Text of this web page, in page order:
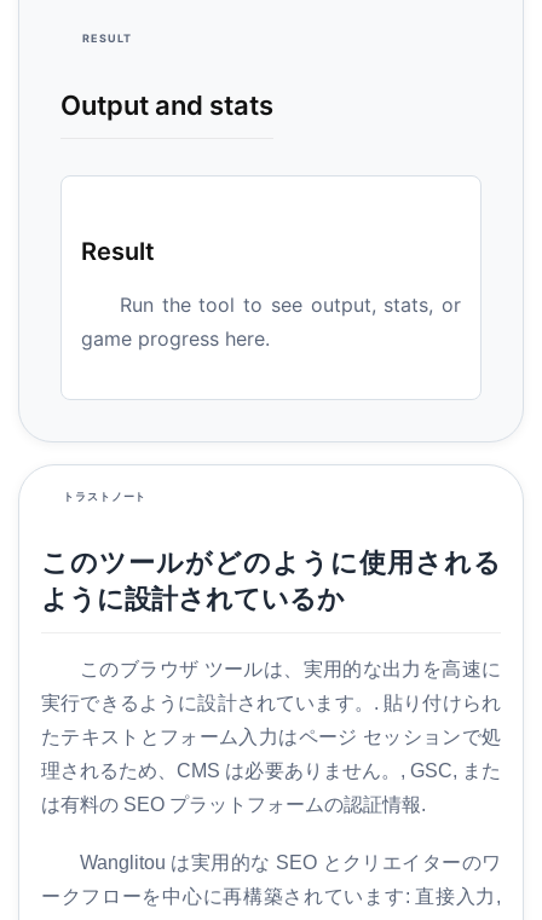
RESULT
Output and stats
Result
Run the tool to see output, stats, or
game progress here.
トラストノート
このツールがどのように使用される
ように設計されているか
このブラウザ ツールは、実用的な出力を高速に
実行できるように設計されています。. 貼り付けられ
たテキストとフォーム入力はページ セッションで処
理されるため、CMS は必要ありません。, GSC, また
は有料の SEO プラットフォームの認証情報.
Wanglitou は実用的な SEO とクリエイターのワ
ークフローを中心に再構築されています: 直接入力,